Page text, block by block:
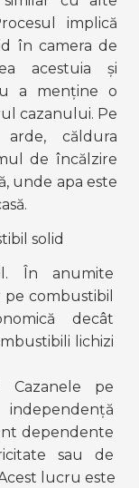
implică
în camera de
acestuia și
a menține o
cazanului. Pe
căldura
de încălzire
unde apa este
solid
În anumite
combustibil
decât
lichizi
Cazanele pe
dependente
sau de
lucru este